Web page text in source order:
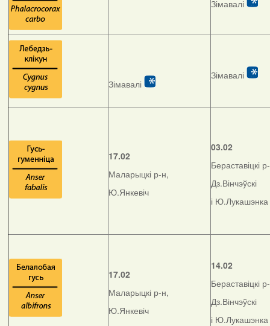
Зімавалі
Зімавалі
Зімавалі
17.02
Маларыцкі р-н,
Ю.Янкевіч
03.02
Бераставіцкі
Дз.Вінчэўскі
і Ю.Лукашэнка
17.02
Маларыцкі р-н,
Ю.Янкевіч
14.02
Бераставіцкі
Дз.Вінчэўскі
і Ю.Лукашэнка